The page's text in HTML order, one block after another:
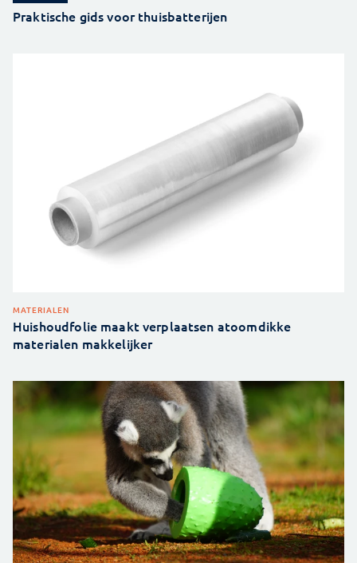
Praktische gids voor thuisbatterijen
MATERIALEN
Huishoudfolie maakt verplaatsen atoomdikke
materialen makkelijker